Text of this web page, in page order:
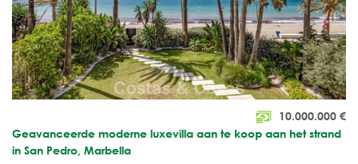
10.000.000 €
Geavanceerde moderne luxevilla aan te koop aan het strand
in San Pedro, Marbella